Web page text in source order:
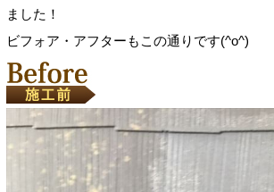
ました！
ビフォア・アフターもこの通りです(^o^)